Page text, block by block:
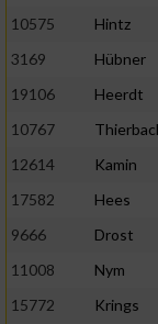
10575
Hintz
3169
Hübner
19106
Heerdt
10767
12614
Kamin
17582
Hees
9666
Drost
11008
Nym
15772
Krings